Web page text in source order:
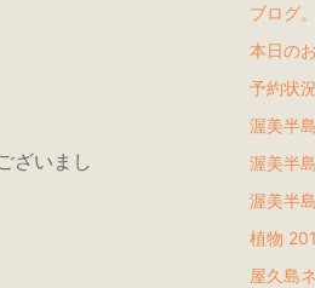
ざいまし
ブログ
本日の
予約状
渥美半
渥美半
渥美半
植物
屋久島